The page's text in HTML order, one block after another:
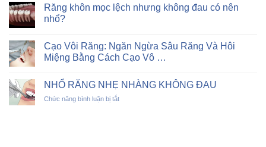
Răng khôn mọc lệch nhưng không đau có nên
nhổ?
Cạo Vôi Răng: Ngăn Ngừa Sâu Răng Và Hôi
Miệng Bằng Cách Cạo Vô …
NHỔ RĂNG NHẸ NHÀNG KHÔNG ĐAU
Chức năng bình luận bị tắtở